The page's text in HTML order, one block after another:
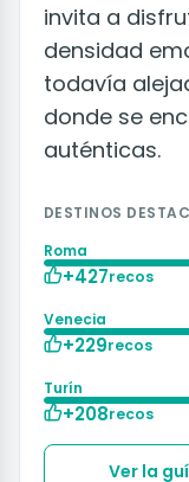
invita a
densidad
todavía
donde se
auténticas.
DESTINOS
Roma
+427recos
Venecia
+229recos
Turín
+208recos
Ver la